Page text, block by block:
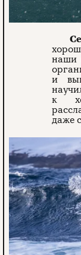
наши
и
к
даже